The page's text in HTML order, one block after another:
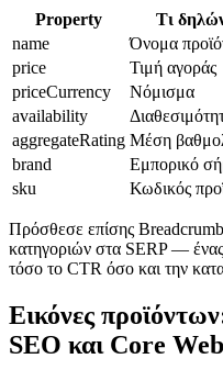
Property Τι
name
Όνομα
price
Τιμή αγοράς
priceCurrency
Νόμισμα
availability
aggregateRating Μέση
brand
Εμπορικό
sku
Κωδικός
Πρόσθεσε επίσης
κατηγοριών στα SERP —
τόσο το CTR όσο και την
Εικόνες
SEO και Core